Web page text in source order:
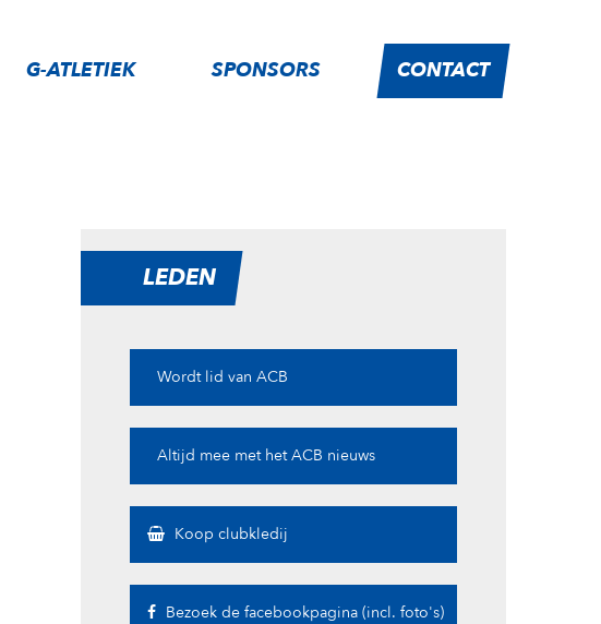
G-ATLETIEK SPONSORS CONTACT
LEDEN
Wordt lid van ACB
Altijd mee met het ACB nieuws
Koop clubkledij
Bezoek de facebookpagina (incl. foto's)